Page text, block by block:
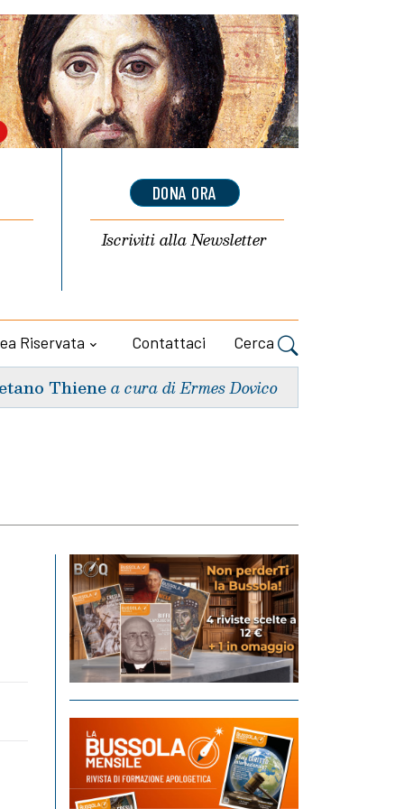
DONA ORA
Iscriviti allaNewsletter
Riservata Contattaci Cerca
Thiene a cura di Ermes Dovico